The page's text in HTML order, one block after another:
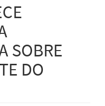
SOBRE
DO